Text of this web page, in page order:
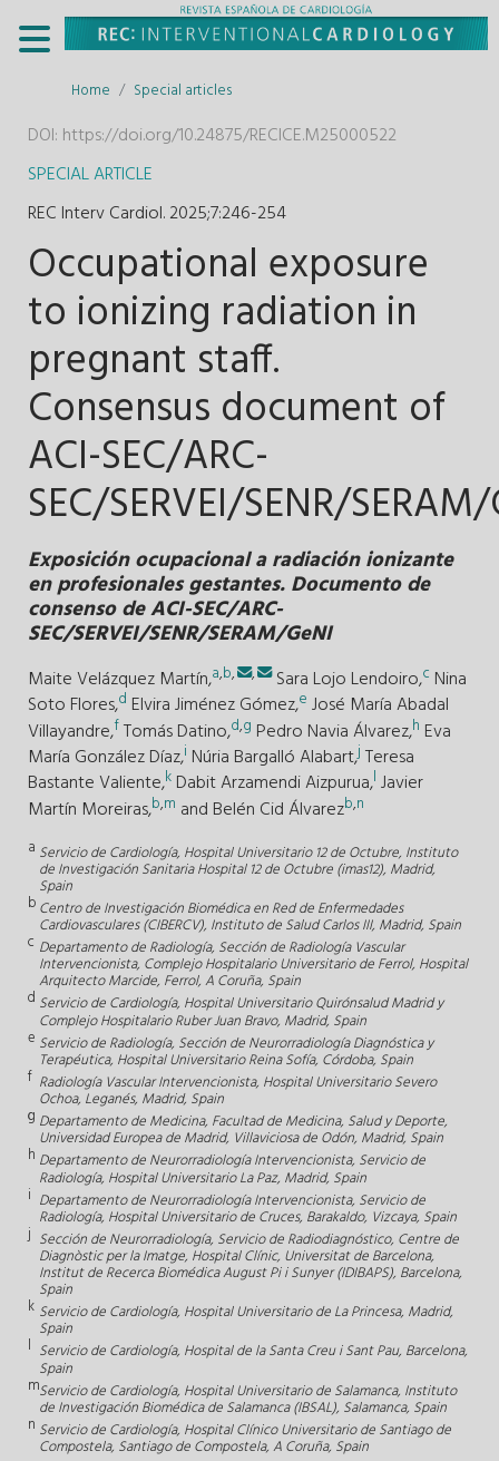
Home Special articles
DOI: https://doi.org/10.24875/RECICE.M25000522
SPECIAL ARTICLE
REC Interv Cardiol. 2025;7:246-254
Occupational exposure
to ionizing radiation in
pregnant staff.
Consensus document of
ACI-SEC/ARC-
SEC/SERVEI/SENR/
Exposición ocupacional a radiación ionizante
en profesionales gestantes. Documento de
consenso de ACI-SEC/ARC-
SEC/SERVEI/SENR/SERAM/GeNI
Maite Velázquez Martín,a,b, , Sara Lojo Lendoiro,c Nina
Soto Flores,d Elvira Jiménez Gómez,e José María Abadal
Villayandre,fTomás Datino,d,g Pedro Navia Álvarez,h Eva
María González Díaz,i Núria Bargalló Alabart,j Teresa
Bastante Valiente,k Dabit Arzamendi Aizpurua,l Javier
Martín Moreiras,b,m and Belén Cid Álvarezb,n
a Servicio de Cardiología, Hospital Universitario 12 de Octubre, Instituto
de Investigación Sanitaria Hospital 12 de Octubre (imas12), Madrid,
Spain
bCentro de Investigación Biomédica en Red de Enfermedades
Cardiovasculares (CIBERCV), Instituto de Salud Carlos III, Madrid, Spain
c Departamento de Radiología, Sección de Radiología Vascular
Intervencionista, Complejo Hospitalario Universitario de Ferrol, Hospital
Arquitecto Marcide, Ferrol, A Coruña, Spain
d Servicio de Cardiología, Hospital Universitario Quirónsalud Madrid y
Complejo Hospitalario Ruber Juan Bravo, Madrid, Spain
e Servicio de Radiología, Sección de Neurorradiología Diagnóstica y
Terapéutica, Hospital Universitario Reina Sofía, Córdoba, Spain
f Radiología Vascular Intervencionista, Hospital Universitario Severo
Ochoa, Leganés, Madrid, Spain
g Departamento de Medicina, Facultad de Medicina, Salud y Deporte,
Universidad Europea de Madrid, Villaviciosa de Odón, Madrid, Spain
h Departamento de Neurorradiología Intervencionista, Servicio de
Radiología, Hospital Universitario La Paz, Madrid, Spain
i Departamento de Neurorradiología Intervencionista, Servicio de
Radiología, Hospital Universitario de Cruces, Barakaldo, Vizcaya, Spain
j Sección de Neurorradiología, Servicio de Radiodiagnóstico, Centre de
Diagnòstic per la Imatge, Hospital Clínic, Universitat de Barcelona,
Institut de Recerca Biomédica August Pi i Sunyer (IDIBAPS), Barcelona,
Spain
k Servicio de Cardiología, Hospital Universitario de La Princesa, Madrid,
Spain
l Servicio de Cardiología, Hospital de la Santa Creu i Sant Pau, Barcelona,
Spain
mServicio de Cardiología, Hospital Universitario de Salamanca, Instituto
de Investigación Biomédica de Salamanca (IBSAL), Salamanca, Spain
n Servicio de Cardiología, Hospital Clínico Universitario de Santiago de
Compostela, Santiago de Compostela, A Coruña, Spain